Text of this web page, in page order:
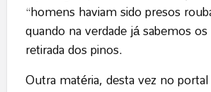
“homens haviam sido presos
quando na verdade já sabemos
retirada dos pinos.
Outra matéria, desta vez no